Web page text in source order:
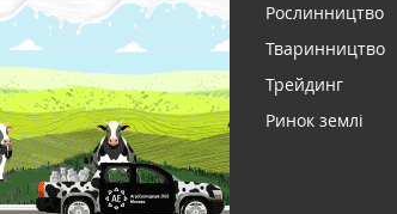
Рослинництво
Тваринництво
Трейдинг
Ринок землі